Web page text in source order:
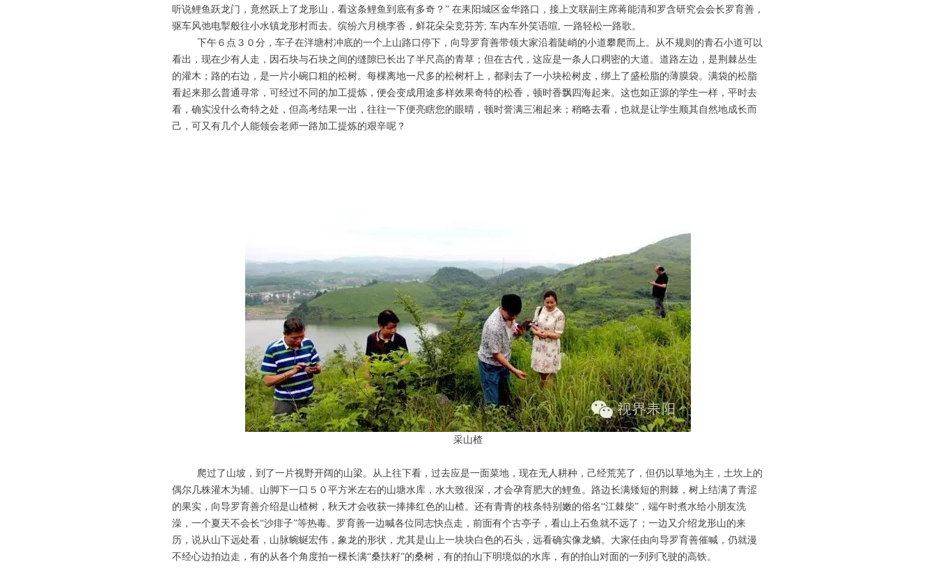
听说鲤鱼跃龙门，竟然跃上了龙形山，看这条鲤鱼到底有多奇？” 在耒阳城区金华路口，接上文联副主席蒋能清和罗含研究会会长罗育善，
驱车风弛电掣般往小水镇龙形村而去。缤纷六月桃李香，鲜花朵朵竞芬芳; 车内车外笑语喧, 一路轻松一路歌。
下午６点３０分，车子在泮塘村冲底的一个上山路口停下，向导罗育善带领大家沿着陡峭的小道攀爬而上。从不规则的青石小道可以
看出，现在少有人走，因石块与石块之间的缝隙巳长出了半尺高的青草；但在古代，这应是一条人口稠密的大道。道路左边，是荆棘丛生
的灌木；路的右边，是一片小碗口粗的松树。每棵离地一尺多的松树杆上，都剥去了一小块松树皮，绑上了盛松脂的薄膜袋。满袋的松脂
看起来那么普通寻常，可经过不同的加工提炼，便会变成用途多样效果奇特的松香，顿时香飘四海起来。这也如正源的学生一样，平时去
看，确实没什么奇特之处，但高考结果一出，往往一下便亮瞎您的眼晴，顿时誉满三湘起来；稍略去看，也就是让学生顺其自然地成长而
己，可又有几个人能领会老师一路加工提炼的艰辛呢？
采山楂
爬过了山坡，到了一片视野开阔的山梁。从上往下看，过去应是一面菜地，现在无人耕种，己经荒芜了，但仍以草地为主，土坎上的
偶尔几株灌木为辅。山脚下一口５０平方米左右的山塘水库，水大致很深，才会孕育肥大的鲤鱼。路边长满矮短的荆棘，树上结满了青涩
的果实，向导罗育善介绍是山楂树，秋天才会收获一捧捧红色的山楂。还有青青的枝条特别嫩的俗名“江棘柴”，端午时煮水给小朋友洗
澡，一个夏天不会长“沙痱子”等热毒。罗育善一边喊各位同志快点走，前面有个古亭子，看山上石鱼就不远了；一边又介绍龙形山的来
历，说从山下远处看，山脉蜿蜒宏伟，象龙的形状，尤其是山上一块块白色的石头，远看确实像龙鳞。大家任由向导罗育善催喊，仍就漫
不经心边拍边走，有的从各个角度拍一棵长满“桑扶籽”的桑树，有的拍山下明境似的水库，有的拍山对面的一列列飞驶的高铁。